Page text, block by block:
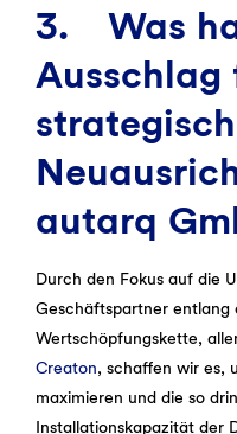
3. Was
Ausschlag
autarq
Durch den Fokus auf die
Geschäftspartner entlang
Wertschöpfungskette,
Creaton, schaffen wir es,
maximieren und die so
Installationskapazität der